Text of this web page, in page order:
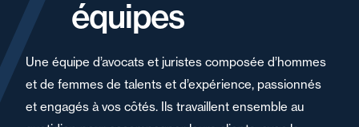
équipes
Une équipe d’avocats et juristes composée d’hommes
et de femmes de talents et d’expérience, passionnés
et engagés à vos côtés. Ils travaillent ensemble au